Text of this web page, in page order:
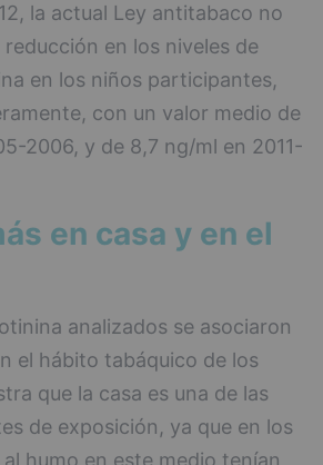
la actual Ley antitabaco no
en los niveles de
en los niños participantes,
con un valor medio de
2006, y de 8,7 ng/ml en 2011-
en casa y en el
analizados se asociaron
el hábito tabáquico de los
que la casa es una de las
de exposición, ya que en los
humo en este medio tenían